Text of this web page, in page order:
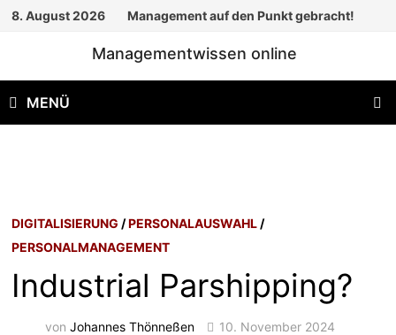
Zum
8. August 2026 Management auf den Punkt gebracht!
Managementwissen online
MENÜ
DIGITALISIERUNG /PERSONALAUSWAHL /
PERSONALMANAGEMENT
Industrial Parshipping?
vonJohannes Thönneßen 10. November 2024